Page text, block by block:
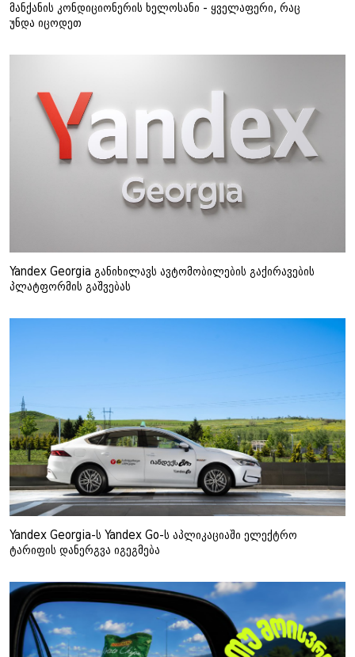
მანქანის კონდიციონერის ხელოსანი - ყველაფერი, რაც
უნდა იცოდეთ
Yandex Georgia განიხილავს ავტომობილების გაქირავების
პლატფორმის გაშვებას
Yandex Georgia-ს Yandex Go-ს აპლიკაციაში ელექტრო
ტარიფის დანერგვა იგეგმება